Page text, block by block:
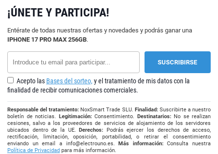
¡ÚNETE Y PARTICIPA!
Entérate de todas nuestras ofertas y novedades y podrás ganar una
IPHONE 17 PRO MAX 256GB.
Acepto las Bases del sorteo, y el tratamiento de mis datos con la
finalidad de recibir comunicaciones comerciales.
Responsable del tratamiento: NoxSmart Trade SLU. Finalidad:Suscribirte a nuestro
boletín de noticias. Legitimación:Consentimiento. Destinatarios:No se realizan
cesiones, salvo a los proveedores de servicios de alojamiento de los servidores
ubicados dentro de la UE.Derechos: Podrás ejercer los derechos de acceso,
rectificación, limitación, oposición, portabilidad, o retirar el consentimiento
enviando un email a info@electrouno.es.Más información:Consulta nuestra
Política de Privacidad para más información.